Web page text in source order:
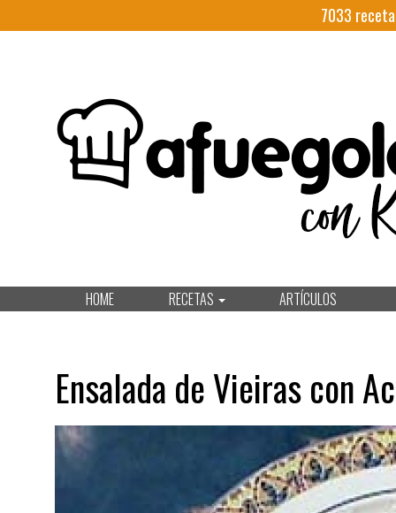
7033
HOME RECETAS ARTÍCULOS
Ensalada de Vieiras con